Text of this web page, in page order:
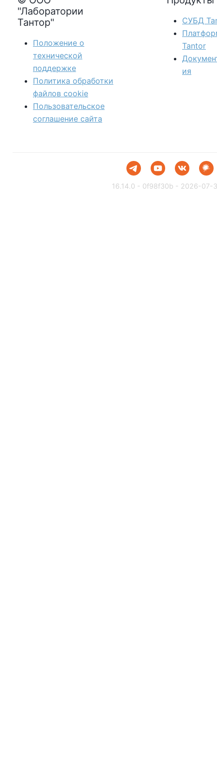
"Лаборатории
Тантор"
Положение о
технической
поддержке
Политика обработки
файлов сookie
Пользовательское
соглашение сайта
СУБД
Tantor
ия
16.14.0 - 0f98f30b - 2026-07-